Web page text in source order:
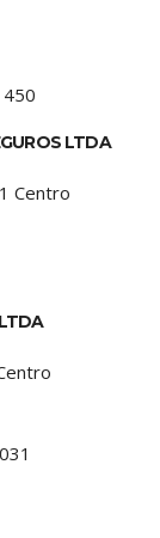
LTDA
Centro